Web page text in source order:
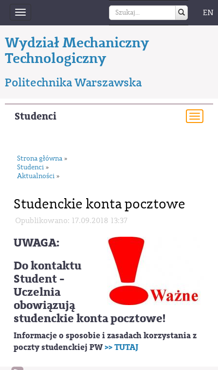
Toggle
navigation
EN
Wydział Mechaniczny
Technologiczny
Politechnika Warszawska
Studenci
Strona główna »
Studenci »
Aktualności »
Studenckie konta pocztowe
Opublikowano: 17.09.2018 13:37
UWAGA:
Do kontaktu
Student -
Uczelnia
obowiązują
studenckie konta pocztowe!
Informacje o sposobie i zasadach korzystania z
poczty studenckiej PW>> TUTAJ